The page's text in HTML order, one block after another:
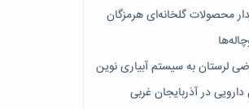
محصولات گلخانه‌ای هرمزگان